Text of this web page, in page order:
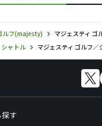
ルフ(majesty)
マジェスティ ゴ
シャトル マジェスティ ゴルフ
探す